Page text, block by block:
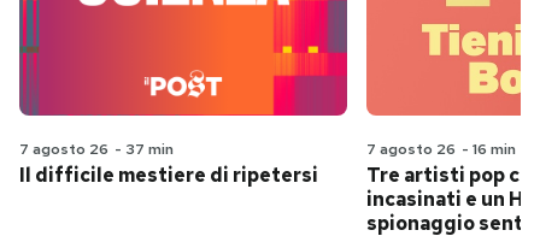
7 agosto 26 - 37 min
Il difficile mestiere di ripetersi
7 agosto 26 - 16 min
Tre artisti pop
incasinati e un
spionaggio